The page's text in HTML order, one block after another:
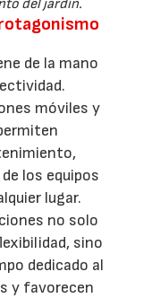
del jardín.
de la mano
móviles y
los equipos
lugar.
no solo
sino
dedicado al
y favorecen